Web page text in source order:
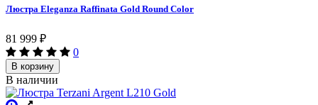
Люстра Eleganza Raffinata Gold Round Сolor
81 999 ₽
0
В корзину
В наличии